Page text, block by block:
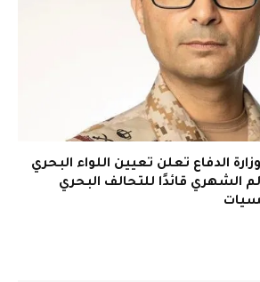
الدفاع تعلن تعيين اللواء البحري
الشهري قائدًا للتحالف البحري